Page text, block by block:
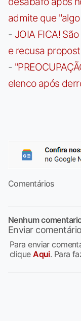
admite que
- JOIA FICA!
e recusa
-
elenco após
Comentários
Nenhum
Enviar comentário
Para enviar
cliqueAqui. Para